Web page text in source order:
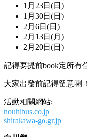
1月23日(日)
1月30日(日)
2月6日(日)
2月13日(月)
2月20日(日)
記得要提前book定所有
大家出發前記得留意喇！
活動相關網站:
nouhibus.co.jp
shirakawa-go.gr.jp